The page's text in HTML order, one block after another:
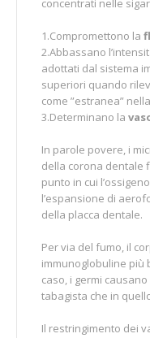
concentrati nelle
1.Compromettono la
2.Abbassano
adottati dal sistema
superiori quando
come ”estranea”
3.Determinano la
In parole povere, i
della corona dentale
punto in cui
l’espansione di
della placca dentale.
Per via del fumo, il
immunoglobuline più
caso, i germi
tabagista che in
Il restringimento dei